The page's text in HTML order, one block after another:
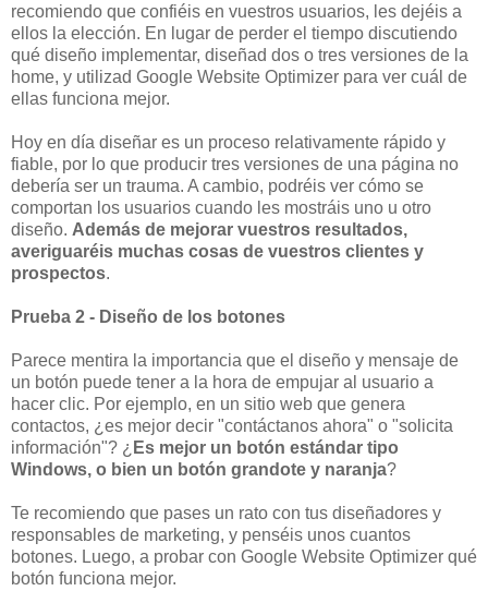
recomiendo que confiéis en vuestros usuarios, les dejéis a
ellos la elección. En lugar de perder el tiempo discutiendo
qué diseño implementar, diseñad dos o tres versiones de la
home, y utilizad Google Website Optimizer para ver cuál de
ellas funciona mejor.
Hoy en día diseñar es un proceso relativamente rápido y
fiable, por lo que producir tres versiones de una página no
debería ser un trauma. A cambio, podréis ver cómo se
comportan los usuarios cuando les mostráis uno u otro
diseño. Además de mejorar vuestros resultados,
averiguaréis muchas cosas de vuestros clientes y
prospectos.
Prueba 2 - Diseño de los botones
Parece mentira la importancia que el diseño y mensaje de
un botón puede tener a la hora de empujar al usuario a
hacer clic. Por ejemplo, en un sitio web que genera
contactos, ¿es mejor decir "contáctanos ahora" o "solicita
información"? ¿ Es mejor un botón estándar tipo
Windows, o bien un botón grandote y naranja?
Te recomiendo que pases un rato con tus diseñadores y
responsables de marketing, y penséis unos cuantos
botones. Luego, a probar con Google Website Optimizer qué
botón funciona mejor.